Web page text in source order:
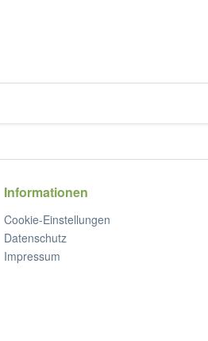
Informationen
Cookie-Einstellungen
Datenschutz
Impressum